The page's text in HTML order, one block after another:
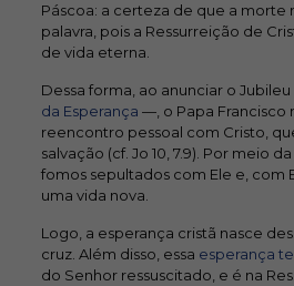
Páscoa: a certeza de que a morte
palavra, pois a Ressurreição de
de vida eterna.
Dessa forma, ao anunciar o
da Esperança —, o Papa Francisco
reencontro pessoal com Cristo,
salvação (cf. Jo 10, 7.9). Por meio
fomos sepultados com Ele e, com
uma vida nova.
Logo, a esperança cristã nasce
cruz. Além disso, essa esperança
do Senhor ressuscitado, e é na